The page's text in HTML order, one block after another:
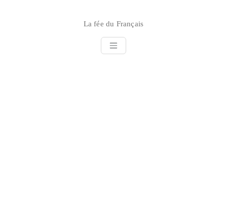
La fée du Français